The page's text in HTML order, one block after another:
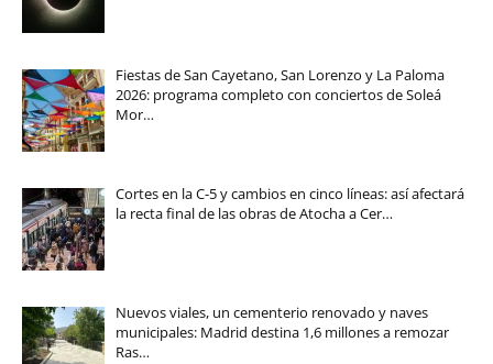
Fiestas de San Cayetano, San Lorenzo y La Paloma
2026: programa completo con conciertos de Soleá
Mor…
Cortes en la C-5 y cambios en cinco líneas: así afectará
la recta final de las obras de Atocha a Cer…
Nuevos viales, un cementerio renovado y naves
municipales: Madrid destina 1,6 millones a remozar
Ras…